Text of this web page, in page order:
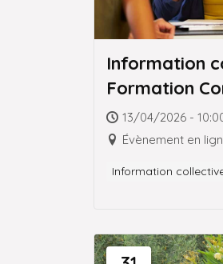
Information
Formation
insertion
13/04/2026 -
Évènement en
Information